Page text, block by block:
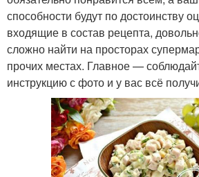
способности будут по достоинству
входящие в состав рецепта,
сложно найти на просторах
прочих местах. Главное —
инструкцию с фото и у вас всё